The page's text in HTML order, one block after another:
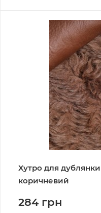
Хутро для
коричневий
284 грн